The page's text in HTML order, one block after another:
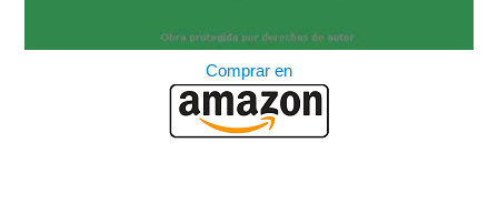
Comprar en